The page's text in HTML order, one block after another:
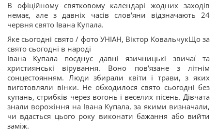
В офіційному святковому календарі жодних заходів
немає, але з давніх часів слов'яни відзначають 24
червня свято Івана Купала.
Яке сьогодні свято / фото УНІАН, Віктор КовальчукЩо за
свято сьогодні в народі
Івана Купала поєднує давні язичницькі звичаї та
християнські вірування. Воно пов'язане з літнім
сонцестоянням. Люди збирали квіти і трави, з яких
виготовляли вінки. Не обходилося свято сьогодні без
купань, стрибків через вогонь і веселих пісень. Дівчата
знали ворожіння на Івана Купала, за якими визначали,
чи вдасться цього року виконати бажання або вийти
заміж.